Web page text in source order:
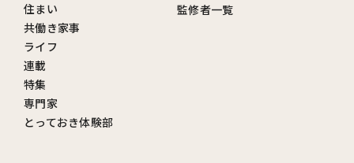
住まい
共働き家事
ライフ
連載
特集
専門家
とっておき体験部
監修者一覧